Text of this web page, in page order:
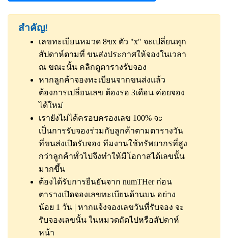
สำคัญ!
เลขทะเบียนหมวด 8ขx ตัว "x" จะเปลี่ยนทุก
สัปดาห์ตามที่ ขนส่งประกาศให้จองในเวลา
ณ ขณะนั้น คลิกดูตารางรับจอง
หากลูกค้าจองทะเบียนจากขนส่งแล้ว
ต้องการเปลี่ยนเลข ต้องรอ 3เดือน ค่อยจอง
ได้ใหม่
เรายังไม่ได้ครอบครองเลข 100% จะ
เป็นการรับจองร่วมกับลูกค้าตามตารางวัน
ที่ขนส่งเปิดรับจอง ทีมงานใช้ทรัพยากรที่สูง
กว่าลูกค้าทั่วไปจึงทำให้มีโอกาสได้เลขนั้น
มากขึ้น
ต้องได้รับการยืนยันจาก numTHer ก่อน
ตารางเปิดจองเลขทะเบียนด้านบน อย่าง
น้อย 1 วัน | หากแจ้งจองเลขวันที่รับจอง จะ
รับจองเลขนั้น ในหมวดถัดไปหรือสัปดาห์
หน้า